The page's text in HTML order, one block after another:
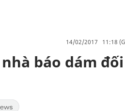
14/02/2017 11:18
báo dám đối